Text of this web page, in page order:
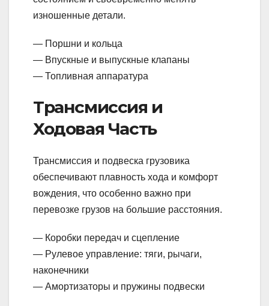
изношенные детали.
— Поршни и кольца
— Впускные и выпускные клапаны
— Топливная аппаратура
Трансмиссия и
Ходовая Часть
Трансмиссия и подвеска грузовика
обеспечивают плавность хода и комфорт
вождения, что особенно важно при
перевозке грузов на большие расстояния.
— Коробки передач и сцепление
— Рулевое управление: тяги, рычаги,
наконечники
— Амортизаторы и пружины подвески